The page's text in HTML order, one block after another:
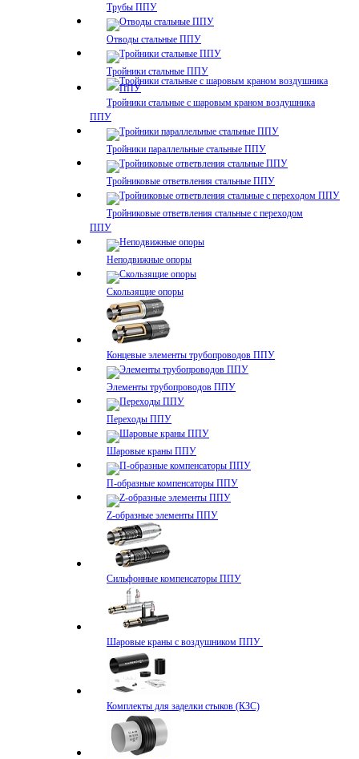
Трубы ППУ
Отводы стальные ППУ
Тройники стальные ППУ
Тройники стальные с шаровым краном воздушника
ППУ
Тройники параллельные стальные ППУ
Тройниковые ответвления стальные ППУ
Тройниковые ответвления стальные с переходом
ППУ
Неподвижные опоры
Скользящие опоры
Концевые элементы трубопроводов ППУ
Элементы трубопроводов ППУ
Переходы ППУ
Шаровые краны ППУ
П-образные компенсаторы ППУ
Z-образные элементы ППУ
Сильфонные компенсаторы ППУ
Шаровые краны с воздушником ППУ
Комплекты для заделки стыков (КЗС)